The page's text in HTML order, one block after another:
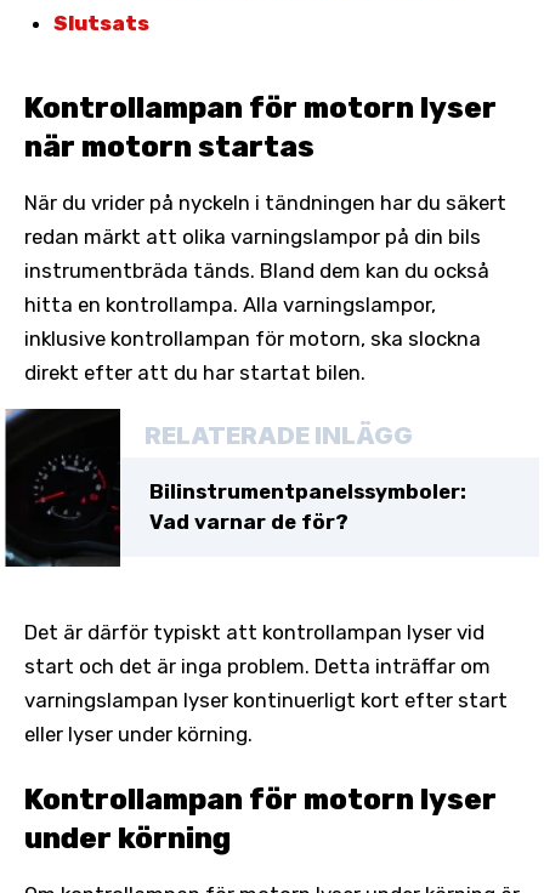
Slutsats
Kontrollampan för motorn lyser
när motorn startas
När du vrider på nyckeln i tändningen har du säkert
redan märkt att olika varningslampor på din bils
instrumentbräda tänds. Bland dem kan du också
hitta en kontrollampa. Alla varningslampor,
inklusive kontrollampan för motorn, ska slockna
direkt efter att du har startat bilen.
RELATERADE INLÄGG
Bilinstrumentpanelssymboler:
Vad varnar de för?
Det är därför typiskt att kontrollampan lyser vid
start och det är inga problem. Detta inträffar om
varningslampan lyser kontinuerligt kort efter start
eller lyser under körning.
Kontrollampan för motorn lyser
under körning